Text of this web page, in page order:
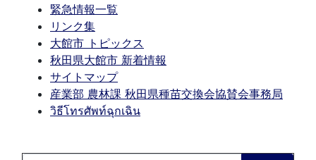
緊急情報一覧
リンク集
大館市 トピックス
秋田県大館市 新着情報
サイトマップ
産業部 農林課 秋田県種苗交換会協賛会事務局
วิธีโทรศัพท์ฉุกเฉิน